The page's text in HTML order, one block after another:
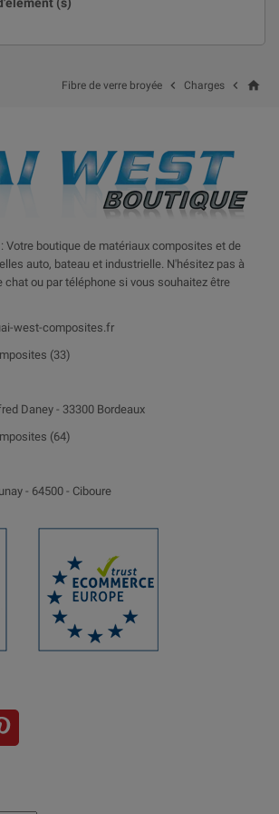
Production
industrie
aux professionnels qui travaillent
dosent la fibre de verre broyée à la
la quantité de fibre de verre
ou poids) la mieux adaptée
votre dosage et à l'échelle
home

Charges

Fibre de verre broyée
Votre boutique de matériaux composites et de
auto, bateau et industrielle. N'hésitez pas à
chat ou par téléphone si vous souhaitez être
west-composites.fr
(33)
Daney - 33300 Bordeaux
(64)
- 64500 - Ciboure